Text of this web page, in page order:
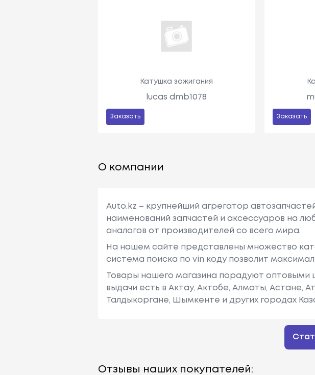
Катушка зажигания
lucas dmb1078
Заказать Заказать
О компании
Auto.kz – крупнейший агрегатор
наименований запчастей и аксессуаров на
аналогов от производителей со всего мира.
На нашем сайте представлены множество
система поиска по vin коду позволит
Товары нашего магазина порадуют оптовыми
выдачи есть в Актау, Актобе, Алматы, Астане,
Талдыкоргане, Шымкенте и других городах
Отзывы наших покупателей: